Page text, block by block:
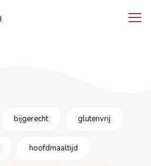
bijgerecht glutenvrij
hoofdmaaltijd